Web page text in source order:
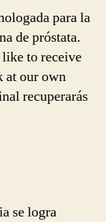
para la
de próstata.
to receive
at our own
recuperarás
se logra